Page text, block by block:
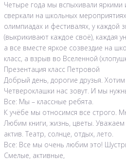
Четыре года мы вспыхивали яркими
сверкали на школьных
олимпиадах и фестивалях, у каждой
(выкрикивают каждое своё), каждая
а все вместе яркое созвездие на
класс, а взрыв во Вселенной
Презентация класс Петровой
Добрый день, дорогие друзья.
Четвероклашки нас зовут. И мы
Все: Мы – классные ребята.
К учёбе мы относимся все строго.
Любим книги, жизнь, цветы.
актив. Театр, солнце, отдых, лето.
Все: Все мы очень любим это!
Смелые, активные,